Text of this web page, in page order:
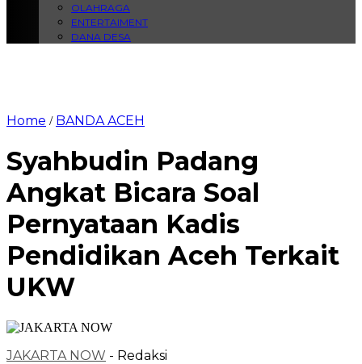
OLAHRAGA
ENTERTAIMENT
DANA DESA
Home / BANDA ACEH
Syahbudin Padang
Angkat Bicara Soal
Pernyataan Kadis
Pendidikan Aceh Terkait
UKW
JAKARTA NOW - Redaksi